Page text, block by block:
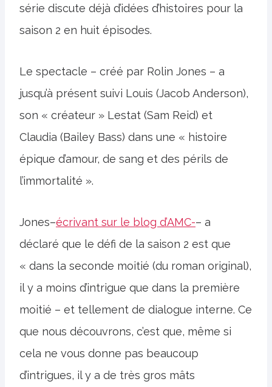
série discute déjà d’idées d’histoires pour la
saison 2 en huit épisodes.
Le spectacle – créé par Rolin Jones – a
jusqu’à présent suivi Louis (Jacob Anderson),
son « créateur » Lestat (Sam Reid) et
Claudia (Bailey Bass) dans une « histoire
épique d’amour, de sang et des périls de
l’immortalité ».
Jones–écrivant sur le blog d’AMC-– a
déclaré que le défi de la saison 2 est que
« dans la seconde moitié (du roman original),
il y a moins d’intrigue que dans la première
moitié – et tellement de dialogue interne. Ce
que nous découvrons, c’est que, même si
cela ne vous donne pas beaucoup
d’intrigues, il y a de très gros mâts